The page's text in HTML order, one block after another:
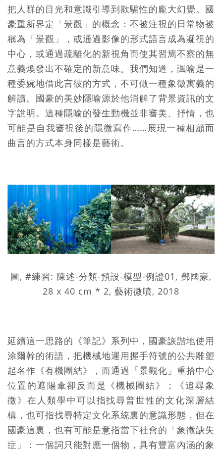
把人群的目光和意識引導到欺騙性的龐大幻覺。國
豪重新界定「景觀」的概念：不被注視的日常物被
稱為「景觀」，或通過影像的形式語言成為凝視的
中心，或通過疏離化的新視角而使其習焉不察的無
意義煥發出不確定的新意味。我們知道，諷喻是一
種委婉地借此言彼的方式，不可做一種象徵寓義的
解讀。國豪的美妙隱喻源於他消解了背景資訊的文
字說明。這種隱喻的發生動機並非審美、抒情，也
可能是自我審視後的隱微寫作……展現一種相顧而
曲言的方式本身同樣是藝術。
圖, #練習: 陳述-分類-預設-模型-例證01, 鄧國豪,
28 x 40 cm * 2, 藝術微噴, 2018
延續這一思路的《筆記》系列中，國豪詼諧地使用
涂爾幹的術語，把機械地運用握手符號的公共雕塑
起名作《有機團結》，而通過「景觀化」重拾中心
位置的遮陽傘卻反而是《機械團結》；《追尋象
徵》在人類學中可以指找尋普世性的文化深層結
構，也可指找尋特定文化系統裏的意識形態，但在
國豪這裏，也有可能是意指當下社會的「象徵缺失
症」：一個詞只能對應一個物，具有豐富內涵的象